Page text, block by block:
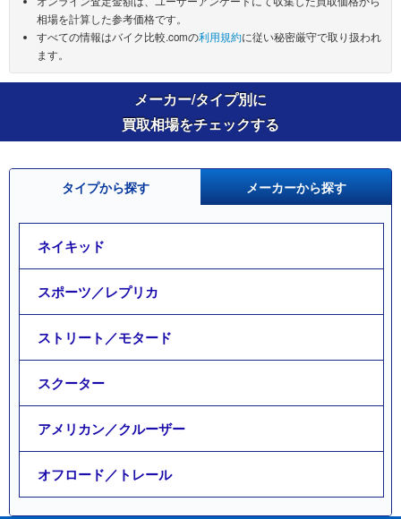
相場を計算した参考価格です。
すべての情報はバイク比較.comの利用規約に従い秘密厳守で取り扱われ
ます。
メーカー/タイプ別に
買取相場をチェックする
タイプから探す メーカーから探す
ネイキッド
スポーツ／レプリカ
ストリート／モタード
スクーター
アメリカン／クルーザー
オフロード／トレール